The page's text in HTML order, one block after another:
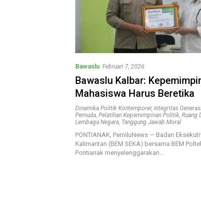
Bawaslu Februari 7, 2026
Bawaslu Kalbar:
Mahasiswa Harus Beretika
Dinamika Politik Kontemporer, Integritas
Pemuda Pelatihan Kepemimpinan Politik Ruang
Lembaga Negara Tanggung Jawab Moral
PONTIANAK, PemiluNews — Badan
Kalimantan (BEM SEKA) bersama BEM
Pontianak menyelenggarakan…